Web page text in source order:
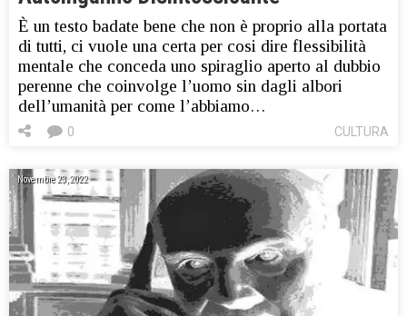
È un testo badate bene che non è proprio alla portata
di tutti, ci vuole una certa per cosi dire flessibilità
mentale che conceda uno spiraglio aperto al dubbio
perenne che coinvolge l’uomo sin dagli albori
dell’umanità per come l’abbiamo…
CULTURA
0
Novembre 23, 2022